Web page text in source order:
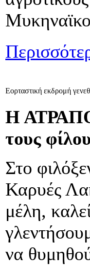
Εορταστική εκδρομή
Η
τους
Στο
Καρυές
μέλη,
να